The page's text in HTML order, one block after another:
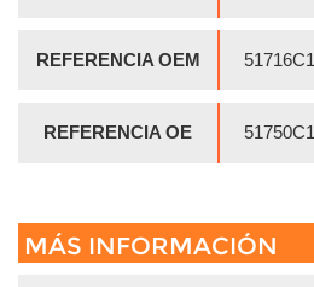
REFERENCIA OEM
REFERENCIA OE
MÁS INFORMACIÓN